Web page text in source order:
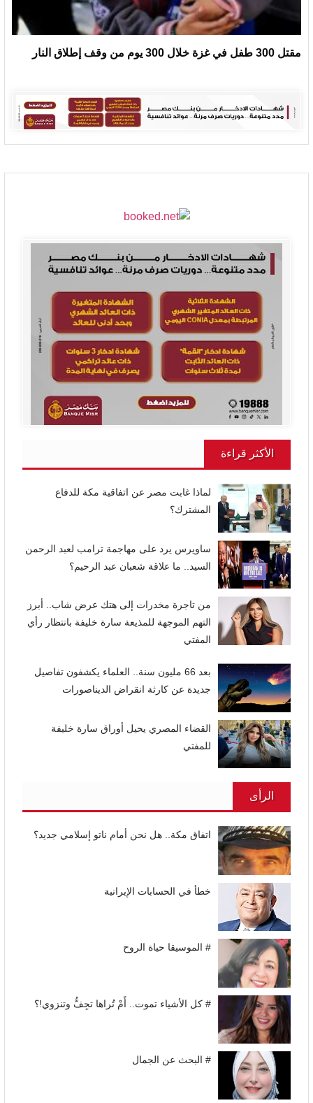
مقتل 300 طفل في غزة خلال 300 يوم من وقف إطلاق النار
الأكثر قراءة
لماذا غابت مصر عن اتفاقية مكة للدفاع
المشترك؟
ساويرس يرد على مهاجمة ترامب لعبد الرحمن
السيد.. ما علاقة شعبان عبد الرحيم؟
من تاجرة مخدرات إلى هتك عرض شاب.. أبرز
التهم الموجهة للمذيعة سارة خليفة بانتظار رأي
المفتي
بعد 66 مليون سنة.. العلماء يكشفون تفاصيل
جديدة عن كارثة انقراض الديناصورات
القضاء المصري يحيل أوراق سارة خليفة
للمفتي
الرأى
اتفاق مكة.. هل نحن أمام ناتو إسلامي جديد؟
خطأ في الحسابات الإيرانية
# الموسيقا حياة الروح
# كل الأشياء تموت.. أَمْ تُراها تجِفُّ وتنزوي!؟
# البحث عن الجمال